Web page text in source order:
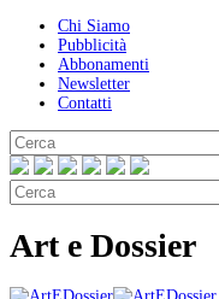
Chi Siamo
Pubblicità
Abbonamenti
Newsletter
Contatti
Art e Dossier